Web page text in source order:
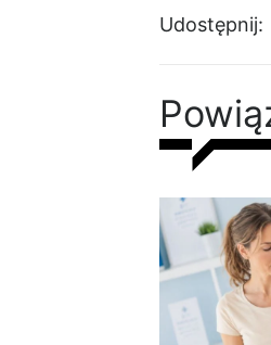
Udostępnij: